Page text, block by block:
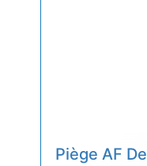
Piège AF